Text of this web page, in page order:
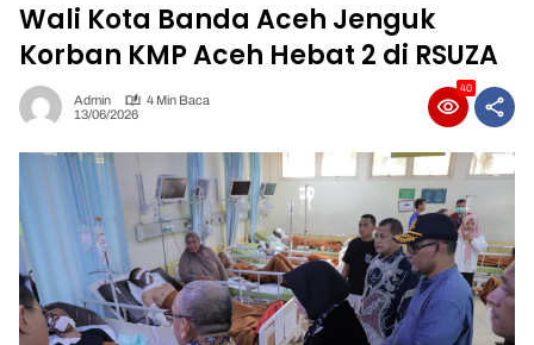
Wali Kota Banda Aceh Jenguk
Korban KMP Aceh Hebat 2 di RSUZA
Admin
4 Min Baca
13/06/2026
40